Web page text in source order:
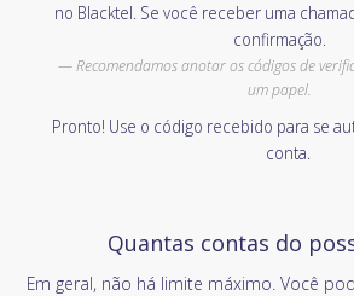
no Blacktel. Se você receber uma
confirmação.
Recomendamos anotar os códigos de
um papel.
Pronto! Use o código recebido para se
conta.
Quantas contas do
Em geral, não há limite máximo. Você